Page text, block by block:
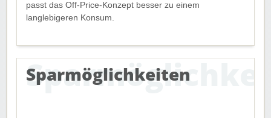
passt das Off-Price-Konzept besser zu einem
langlebigeren Konsum.
Sparmöglichkeiten